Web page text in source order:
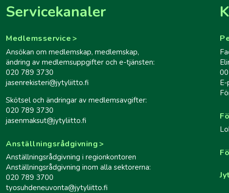
Servicekanaler
Medlemsservice
Ansökan om medlemskap, medlemskap,
ändring av medlemsuppgifter och e-tjänsten:
020 789 3730
jasenrekisteri@jytyliitto.fi
Skötsel och ändringar av medlemsavgifter:
020 789 3730
jasenmaksut@jytyliitto.fi
Anställningsrådgivning
Anställningsrådgivning i regionkontoren
Anställningsrådgivning inom alla sektorerna:
020 789 3700
tyosuhdeneuvonta@jytyliitto.fi